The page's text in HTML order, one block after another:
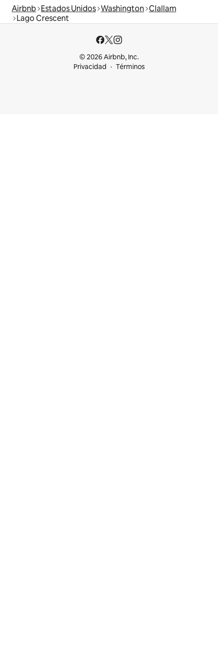
Airbnb Estados Unidos Washington Clallam
Lago Crescent
© 2026 Airbnb, Inc.
Privacidad
Términos